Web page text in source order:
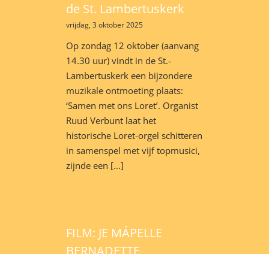
de St. Lambertuskerk
vrijdag, 3 oktober 2025
Op zondag 12 oktober (aanvang
14.30 uur) vindt in de St.-
Lambertuskerk een bijzondere
muzikale ontmoeting plaats:
‘Samen met ons Loret’. Organist
Ruud Verbunt laat het
historische Loret-orgel schitteren
in samenspel met vijf topmusici,
zijnde een [...]
FILM: JE MÁPELLE
BERNADETTE